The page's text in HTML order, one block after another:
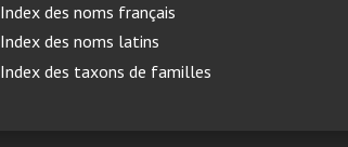
Index des noms français
Index des noms latins
Index des taxons de familles